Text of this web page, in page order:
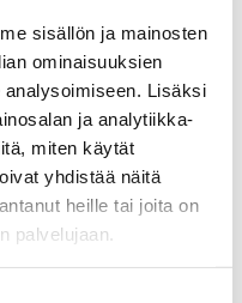
sisällön ja mainosten
ominaisuuksien
Lisäksi
ja analytiikka-
miten käytät
yhdistää näitä
heille tai joita on
palvelujaan.
Twitter LinkedIn